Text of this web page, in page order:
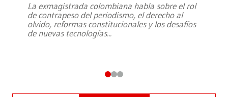
La exmagistrada colombiana habla sobre el rol
de contrapeso del periodismo, el derecho al
olvido, reformas constitucionales y los desafíos
de nuevas tecnologías...